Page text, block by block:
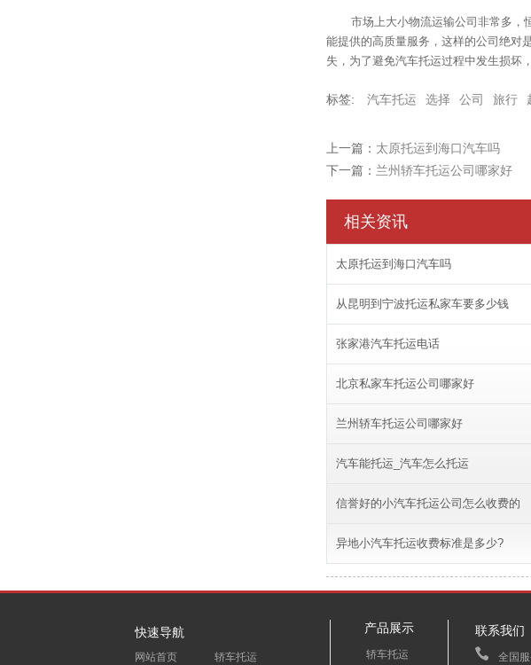
市场上大小物流运输公司非常多，
能提供的高质量服务，这样的公司绝对
失，为了避免汽车托运过程中发生损坏
标签: 汽车托运 选择 公司 旅行
上一篇： 太原托运到海口汽车吗
下一篇： 兰州轿车托运公司哪家好
相关资讯
太原托运到海口汽车吗
从昆明到宁波托运私家车要多少钱
张家港汽车托运电话
北京私家车托运公司哪家好
兰州轿车托运公司哪家好
汽车能托运_汽车怎么托运
信誉好的小汽车托运公司怎么收费的
异地小汽车托运收费标准是多少?
快速导航
网站首页 轿车托运
产品展示
轿车托运
联系我们
全国